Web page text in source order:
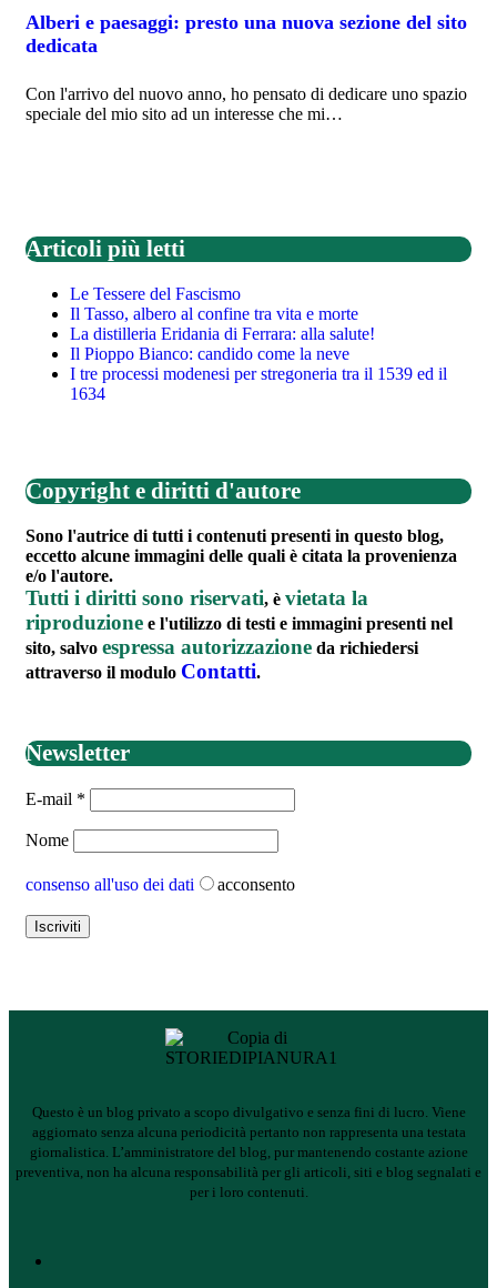
Alberi e paesaggi: presto una nuova sezione del sito
dedicata
Con l'arrivo del nuovo anno, ho pensato di dedicare uno spazio
speciale del mio sito ad un interesse che mi…
Articoli più letti
Le Tessere del Fascismo
Il Tasso, albero al confine tra vita e morte
La distilleria Eridania di Ferrara: alla salute!
Il Pioppo Bianco: candido come la neve
I tre processi modenesi per stregoneria tra il 1539 ed il
1634
Copyright e diritti d'autore
Sono l'autrice di tutti i contenuti presenti in questo blog,
eccetto alcune immagini delle quali è citata la provenienza
e/o l'autore.
Tutti i diritti sono riservati, è vietata la
riproduzione e l'utilizzo di testi e immagini presenti nel
sito, salvo espressa autorizzazione da richiedersi
attraverso il modulo Contatti.
Newsletter
E-mail *
Nome
consenso all'uso dei dati acconsento
Questo è un blog privato a scopo divulgativo e senza fini di lucro. Viene
aggiornato senza alcuna periodicità pertanto non rappresenta una testata
giornalistica. L’amministratore del blog, pur mantenendo costante azione
preventiva, non ha alcuna responsabilità per gli articoli, siti e blog segnalati e
per i loro contenuti.